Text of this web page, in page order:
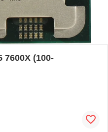
7600X (100-